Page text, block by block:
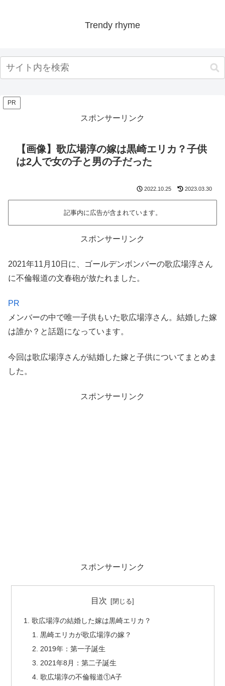
Trendy rhyme
PR
スポンサーリンク
【画像】歌広場淳の嫁は黒崎エリカ？子供
は2人で女の子と男の子だった
2022.10.25 2023.03.30
記事内に広告が含まれています。
スポンサーリンク
2021年11月10日に、ゴールデンボンバーの歌広場淳さん
に不倫報道の文春砲が放たれました。
PR
メンバーの中で唯一子供もいた歌広場淳さん。結婚した嫁
は誰か？と話題になっています。
今回は歌広場淳さんが結婚した嫁と子供についてまとめま
した。
スポンサーリンク
スポンサーリンク
目次
歌広場淳の結婚した嫁は黒崎エリカ？
黒崎エリカが歌広場淳の嫁？
2019年：第一子誕生
2021年8月：第二子誕生
歌広場淳の不倫報道①A子